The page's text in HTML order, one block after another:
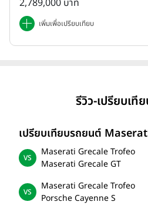
2,789,000 บาท
เพิ่มเพื่อเปรียบเทียบ
รีวิว-เปรียบเที
เปรียบเทียบรถยนต์
Maserati Grecale Trofeo
Maserati Grecale GT
Maserati Grecale Trofeo
Porsche Cayenne S